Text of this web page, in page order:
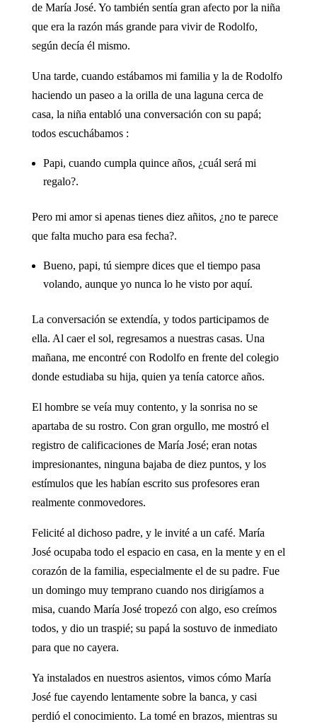
de María José. Yo también sentía gran afecto por la niña
que era la razón más grande para vivir de Rodolfo,
según decía él mismo.
Una tarde, cuando estábamos mi familia y la de Rodolfo
haciendo un paseo a la orilla de una laguna cerca de
casa, la niña entabló una conversación con su papá;
todos escuchábamos :
Papi, cuando cumpla quince años, ¿cuál será mi
regalo?.
Pero mi amor si apenas tienes diez añitos, ¿no te parece
que falta mucho para esa fecha?.
Bueno, papi, tú siempre dices que el tiempo pasa
volando, aunque yo nunca lo he visto por aquí.
La conversación se extendía, y todos participamos de
ella. Al caer el sol, regresamos a nuestras casas. Una
mañana, me encontré con Rodolfo en frente del colegio
donde estudiaba su hija, quien ya tenía catorce años.
El hombre se veía muy contento, y la sonrisa no se
apartaba de su rostro. Con gran orgullo, me mostró el
registro de calificaciones de María José; eran notas
impresionantes, ninguna bajaba de diez puntos, y los
estímulos que les habían escrito sus profesores eran
realmente conmovedores.
Felicité al dichoso padre, y le invité a un café. María
José ocupaba todo el espacio en casa, en la mente y en el
corazón de la familia, especialmente el de su padre. Fue
un domingo muy temprano cuando nos dirigíamos a
misa, cuando María José tropezó con algo, eso creímos
todos, y dio un traspié; su papá la sostuvo de inmediato
para que no cayera.
Ya instalados en nuestros asientos, vimos cómo María
José fue cayendo lentamente sobre la banca, y casi
perdió el conocimiento. La tomé en brazos, mientras su